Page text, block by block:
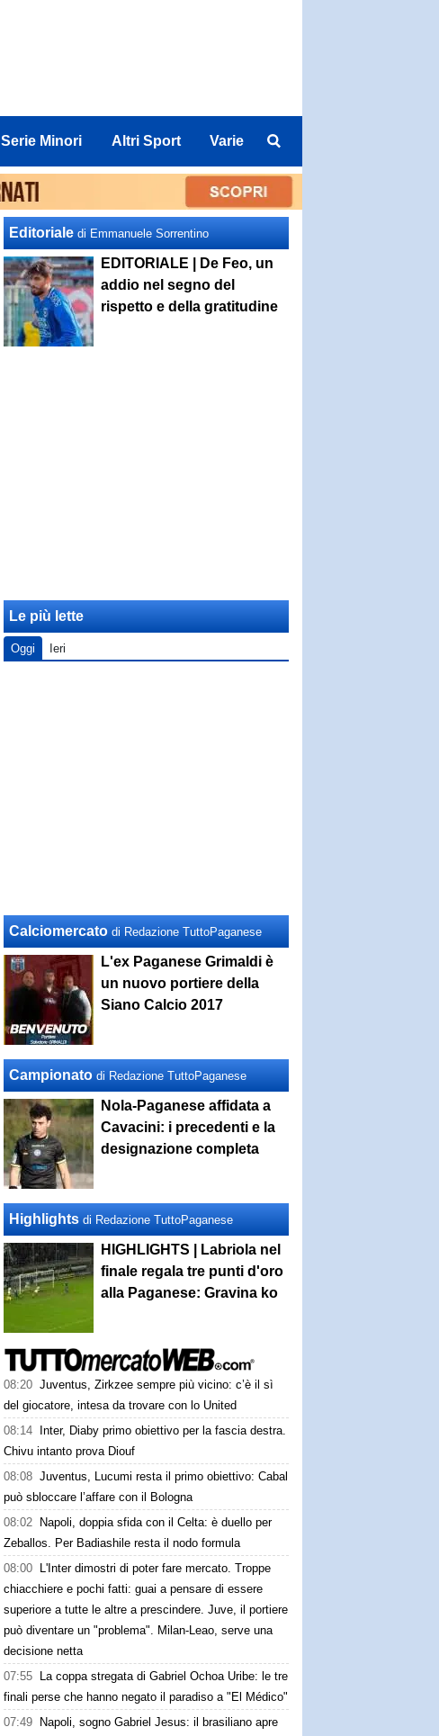
Serie Minori Altri Sport Varie
Editoriale di Emmanuele Sorrentino
EDITORIALE | De Feo, un
addio nel segno del
rispetto e della gratitudine
Le più lette
Oggi Ieri
Calciomercato di Redazione TuttoPaganese
L'ex Paganese Grimaldi è
un nuovo portiere della
Siano Calcio 2017
Campionato di Redazione TuttoPaganese
Nola-Paganese affidata a
Cavacini: i precedenti e la
designazione completa
Highlights di Redazione TuttoPaganese
HIGHLIGHTS | Labriola nel
finale regala tre punti d'oro
alla Paganese: Gravina ko
08:20 Juventus, Zirkzee sempre più vicino: c’è il sì
del giocatore, intesa da trovare con lo United
08:14
Inter, Diaby primo obiettivo per la fascia destra.
Chivu intanto prova Diouf
08:08 Juventus, Lucumi resta il primo obiettivo: Cabal
può sbloccare l’affare con il Bologna
08:02
Napoli, doppia sfida con il Celta: è duello per
Zeballos. Per Badiashile resta il nodo formula
08:00
L'Inter dimostri di poter fare mercato. Troppe
chiacchiere e pochi fatti: guai a pensare di essere
superiore a tutte le altre a prescindere. Juve, il portiere
può diventare un "problema". Milan-Leao, serve una
decisione netta
07:55
La coppa stregata di Gabriel Ochoa Uribe: le tre
finali perse che hanno negato il paradiso a "El Médico"
07:49
Napoli, sogno Gabriel Jesus: il brasiliano apre